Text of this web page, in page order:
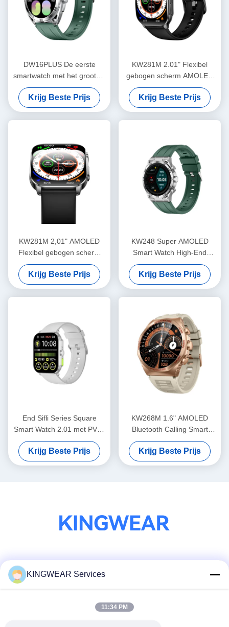
DW16PLUS De eerste
smartwatch met het grootste
ronde 1,6" AMOLED-scherm
in de industrie
Krijg Beste Prijs
KW281M 2.01" Flexibel
gebogen scherm AMOLED
Smart Watch met Dafit APP
en Metal Bezel
Krijg Beste Prijs
KW281M 2,01" AMOLED
Flexibel gebogen scherm
Smart Watch PVD Metalen
frame
Krijg Beste Prijs
KW248 Super AMOLED
Smart Watch High-End
Multifunctionele BT Belmodel
Krijg Beste Prijs
End Sifli Series Square
Smart Watch 2.01 met PVD-
metaalframe en 300mAh
batterij
Krijg Beste Prijs
KW268M 1.6" AMOLED
Bluetooth Calling Smart
Watch met groot rond
scherm
Krijg Beste Prijs
Snel contact
KINGWEAR Services
11:34 PM